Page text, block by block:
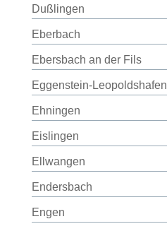
Dußlingen
Eberbach
Ebersbach an der Fils
Eggenstein-Leopoldshafen
Ehningen
Eislingen
Ellwangen
Endersbach
Engen